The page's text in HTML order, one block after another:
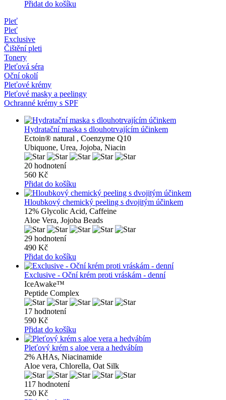
Přidat do košíku
Pleť
Pleť
Exclusive
Čištění pleti
Tonery
Pleťová séra
Oční okolí
Pleťové krémy
Pleťové masky a peelingy
Ochranné krémy s SPF
Hydratační maska ​​s dlouhotrvajícím účinkem
Ectoin® natural , Coenzyme Q10
Ubiquone, Urea, Jojoba, Niacin
20 hodnotení
560 Kč
Přidat do košíku
Hloubkový chemický peeling s dvojitým účinkem
12% Glycolic Acid, Caffeine
Aloe Vera, Jojoba Beads
29 hodnotení
490 Kč
Přidat do košíku
Exclusive - Oční krém proti vráskám - denní
IceAwake™
Peptide Complex
17 hodnotení
590 Kč
Přidat do košíku
Pleťový krém s aloe vera a hedvábím
2% AHAs, Niacinamide
Aloe vera, Chlorella, Oat Silk
117 hodnotení
520 Kč